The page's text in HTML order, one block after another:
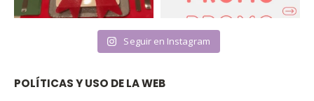
Seguir en Instagram
POLÍTICAS Y USO DE LA WEB